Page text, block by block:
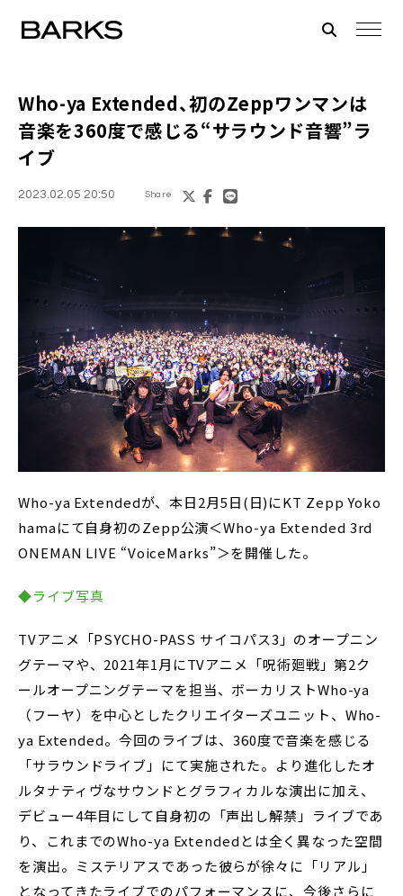
Who-ya Extended、初のZeppワンマンは
音楽を360度で感じる“サラウンド音響”ラ
イブ
2023.02.05 20:50 Share
Who-ya Extendedが、本日2月5日(日)にKT Zepp Yoko
hamaにて自身初のZepp公演＜Who-ya Extended 3rd
ONEMAN LIVE “VoiceMarks”＞を開催した。
◆ライブ写真
TVアニメ「PSYCHO-PASS サイコパス3」のオープニン
グテーマや、2021年1月にTVアニメ「呪術廻戦」第2ク
ールオープニングテーマを担当、ボーカリストWho-ya
（フーヤ）を中心としたクリエイターズユニット、Who-
ya Extended。今回のライブは、360度で音楽を感じる
「サラウンドライブ」にて実施された。より進化したオ
ルタナティヴなサウンドとグラフィカルな演出に加え、
デビュー4年目にして自身初の「声出し解禁」ライブであ
り、これまでのWho-ya Extendedとは全く異なった空間
を演出。ミステリアスであった彼らが徐々に「リアル」
となってきたライブでのパフォーマンスに、今後さらに